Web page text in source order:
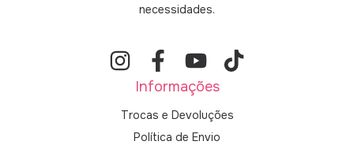
necessidades.
Informações
Trocas e Devoluções
Política de Envio